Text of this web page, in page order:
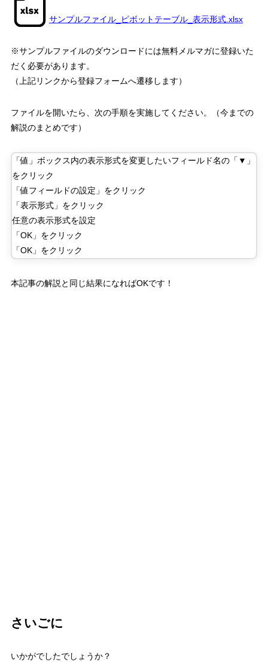
サンプルファイル_ ピボットテーブル_ 表示形式.xlsx
※サンプルファイルのダウンロードには無料メルマガに登録いた
だく必要があります。
（上記リンクから登録フォームへ遷移します）
ファイルを開いたら、次の手順を実施してください。（今までの
解説のまとめです）
「値」ボックス内の表示形式を変更したいフィールド名の「▼」
をクリック
「値フィールドの設定」をクリック
「表示形式」をクリック
任意の表示形式を設定
「OK」をクリック
「OK」をクリック
本記事の解説と同じ結果になればOKです！
さいごに
いかがでしたでしょうか？